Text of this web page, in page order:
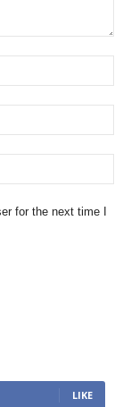
for the next time I
LIKE